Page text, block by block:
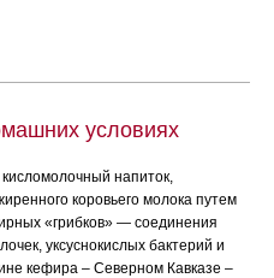
условиях
напиток,
коровьего молока путем
«грибков» — соединения
уксуснокислых бактерий и
кефира – Северном Кавказе –